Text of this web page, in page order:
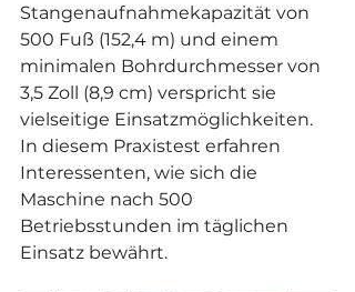
Stangenaufnahmekapazität von
500 Fuß (152,4 m) und einem
minimalen Bohrdurchmesser von
3,5 Zoll (8,9 cm) verspricht sie
vielseitige Einsatzmöglichkeiten.
In diesem Praxistest erfahren
Interessenten, wie sich die
Maschine nach 500
Betriebsstunden im täglichen
Einsatz bewährt.